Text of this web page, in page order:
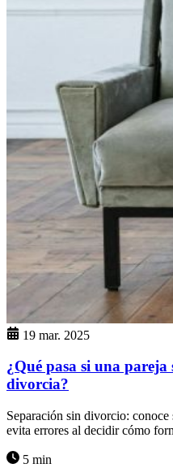
19 mar. 2025
¿Qué pasa si una pareja
divorcia?
Separación sin divorcio:
evita errores al decidir cómo
5 min